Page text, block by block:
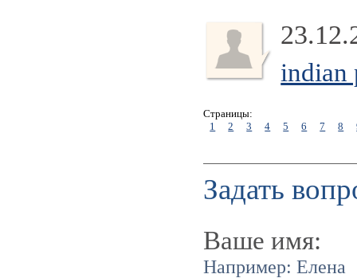
indian
Страницы:
1
2 3 4 5 6 7 8
Задать
Ваше имя:
Например: Елена